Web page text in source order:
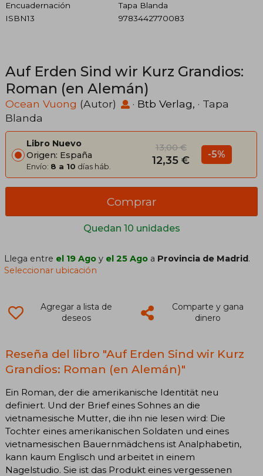
Encuadernación
Tapa Blanda
ISBN13
9783442770083
Auf Erden Sind wir Kurz Grandios:
Roman (en Alemán)
Ocean Vuong (Autor) · Btb Verlag, · Tapa
Blanda
Libro Nuevo
Origen: España
Envío: 8 a 10 días háb.
13,00 €
12,35 € -5%
Quedan 10 unidades
Comprar
Llega entre el 19 Ago y el 25 Ago a Provincia de Madrid.
Seleccionar ubicación
Agregar a lista de
deseos
Comparte y gana
dinero
Reseña del libro "Auf Erden Sind wir Kurz
Grandios: Roman (en Alemán)"
Ein Roman, der die amerikanische Identität neu
definiert. Und der Brief eines Sohnes an die
vietnamesische Mutter, die ihn nie lesen wird: Die
Tochter eines amerikanischen Soldaten und eines
vietnamesischen Bauernmädchens ist Analphabetin,
kann kaum Englisch und arbeitet in einem
Nagelstudio. Sie ist das Produkt eines vergessenen